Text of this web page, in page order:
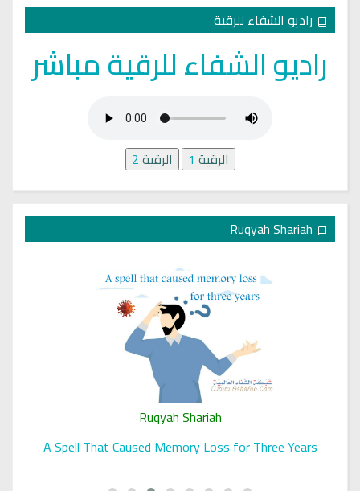
راديو الشفاء للرقية
راديو الشفاء للرقية مباشر
الرقية 1 الرقية2
Ruqyah Shariah
A Spell That Caused Memory Loss for Three Years